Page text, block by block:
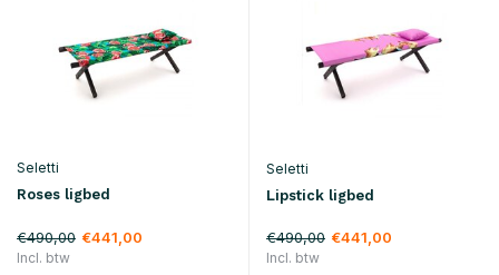
Seletti
Roses ligbed
€490,00 €441,00
Incl. btw
Seletti
Lipstick ligbed
€490,00 €441,00
Incl. btw